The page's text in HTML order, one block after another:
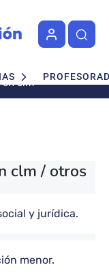
en clm
clm / otros
y jurídica.
menor.